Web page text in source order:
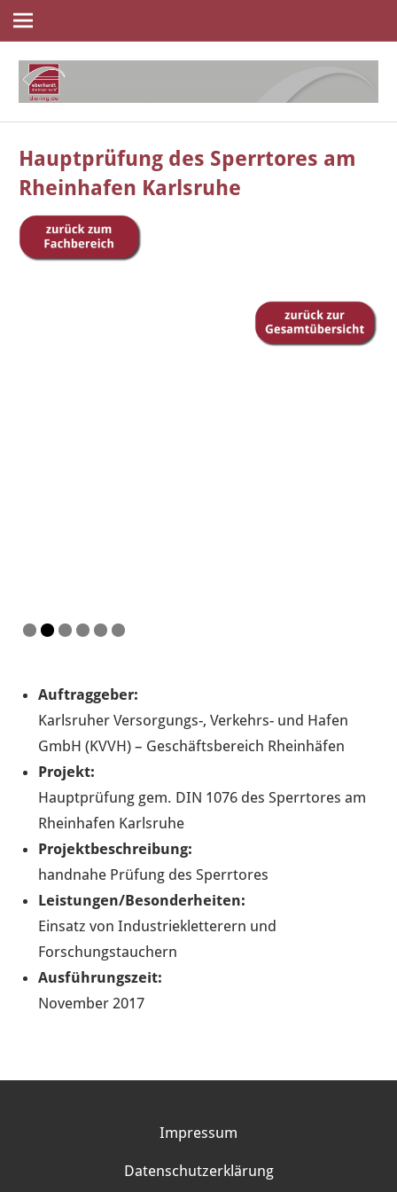
Navigation
Inhalt
springen
eberhardt
Hauptprüfung des Sperrtores am
Rheinhafen Karlsruhe
Auftraggeber:
Karlsruher Versorgungs-, Verkehrs- und Hafen
GmbH (KVVH) – Geschäftsbereich Rheinhäfen
Projekt:
Hauptprüfung gem. DIN 1076 des Sperrtores am
Rheinhafen Karlsruhe
Projektbeschreibung:
handnahe Prüfung des Sperrtores
Leistungen/Besonderheiten:
Einsatz von Industriekletterern und
Forschungstauchern
Ausführungszeit:
November 2017
Impressum
Datenschutzerklärung